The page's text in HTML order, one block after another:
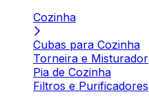
Cozinha
Cubas para Cozinha
Torneira e Misturador
Pia de Cozinha
Filtros e Purificadores